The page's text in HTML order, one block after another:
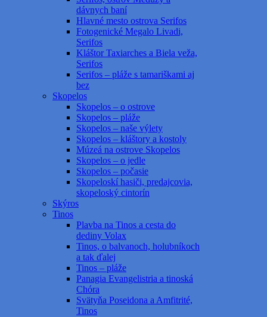
dávnych baní
Hlavné mesto ostrova Serifos
Fotogenické Megalo Livadi,
Serifos
Kláštor Taxiarches a Biela veža,
Serifos
Serifos – pláže s tamariškami aj
bez
Skopelos
Skopelos – o ostrove
Skopelos – pláže
Skopelos – naše výlety
Skopelos – kláštory a kostoly
Múzeá na ostrove Skopelos
Skopelos – o jedle
Skopelos – počasie
Skopeloskí hasiči, predajcovia,
skopeloský cintorín
Skýros
Tinos
Plavba na Tinos a cesta do
dediny Volax
Tinos, o balvanoch, holubníkoch
a tak ďalej
Tinos – pláže
Panagia Evangelistria a tinoská
Chóra
Svätyňa Poseidona a Amfitrité,
Tinos